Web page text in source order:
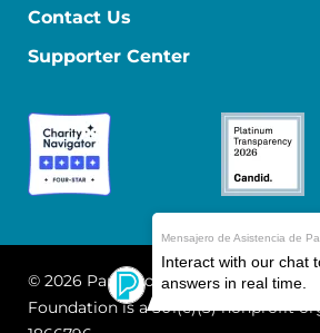
Contact Us
Supporter Center
© 2026 Parkinson's Foundation
Foundation is a 501(c)(3) nonprofit